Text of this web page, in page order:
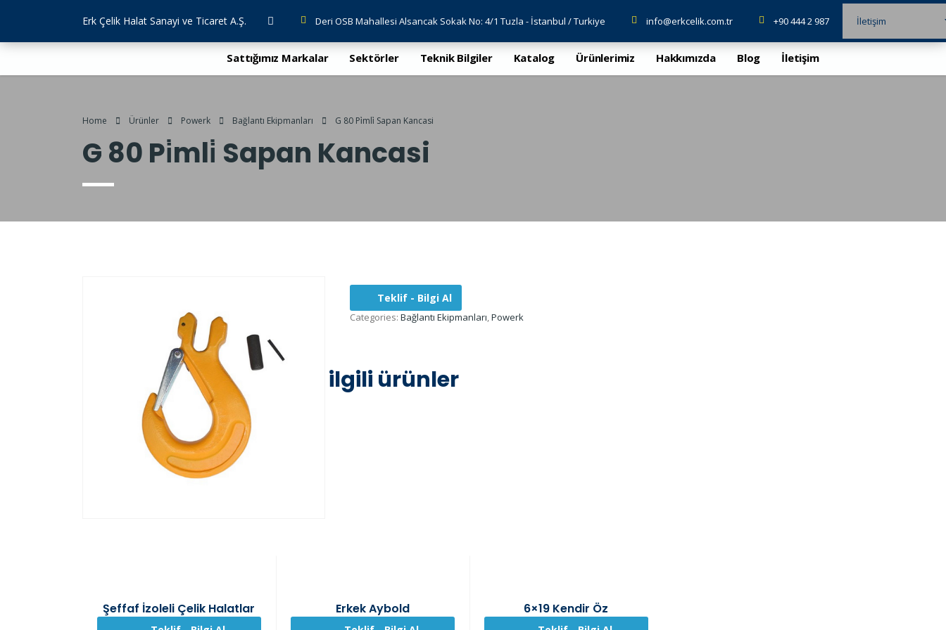
Erk Çelik Halat Sanayi ve Ticaret A.Ş. İletişim
Deri OSB Mahallesi Alsancak Sokak No: 4/1 Tuzla - İstanbul / Turkiye info@erkcelik.com.tr +90 444 2 987
Sattığımız Markalar Sektörler Teknik Bilgiler Katalog Ürünlerimiz Hakkımızda Blog İletişim
Home Ürünler Powerk Bağlantı Ekipmanları G 80 Pi̇mli̇ Sapan Kancasi
G 80 Pi̇mli̇ Sapan Kancasi
Teklif - Bilgi Al
Categories: Bağlantı Ekipmanları,Powerk
ilgili ürünler
Şeffaf İzoleli Çelik Halatlar Erkek Aybold 6×19 Kendir Öz